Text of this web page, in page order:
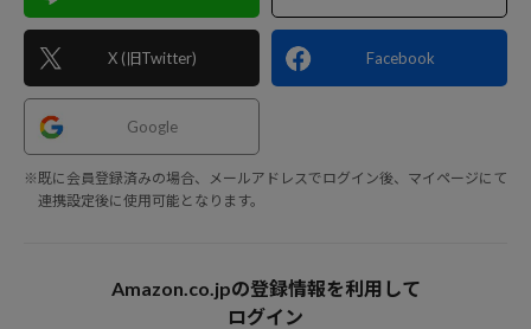
X (旧Twitter) Facebook
Google
※既に会員登録済みの場合、メールアドレスでログイン後、マイページにて
連携設定後に使用可能となります。
Amazon.co.jpの登録情報を利用して
ログイン